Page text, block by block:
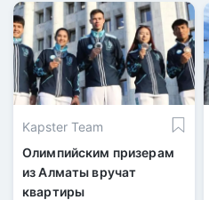
возведённых с
нарушениями. Очередная
проверка выявила
нарушения в
строительстве объектов.
Kapster Team
Олимпийским призерам
из Алматы вручат
квартиры